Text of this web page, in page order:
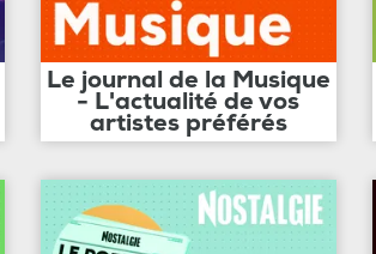
Le journal de la Musique
- L'actualité de vos
artistes préférés